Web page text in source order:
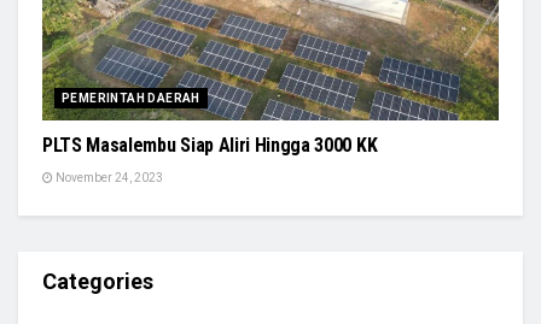
PEMERINTAH DAERAH
PLTS Masalembu Siap Aliri Hingga 3000 KK
November 24, 2023
Categories